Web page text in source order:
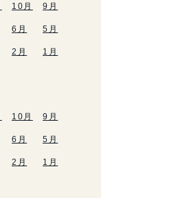
10月 9月
6月 5月
2月 1月
10月 9月
6月 5月
2月 1月